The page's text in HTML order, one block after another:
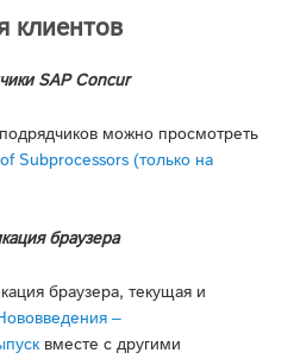
клиентов
SAP Concur
можно просмотреть
Subprocessors (только на
браузера
браузера, текущая и
–
вместе с другими